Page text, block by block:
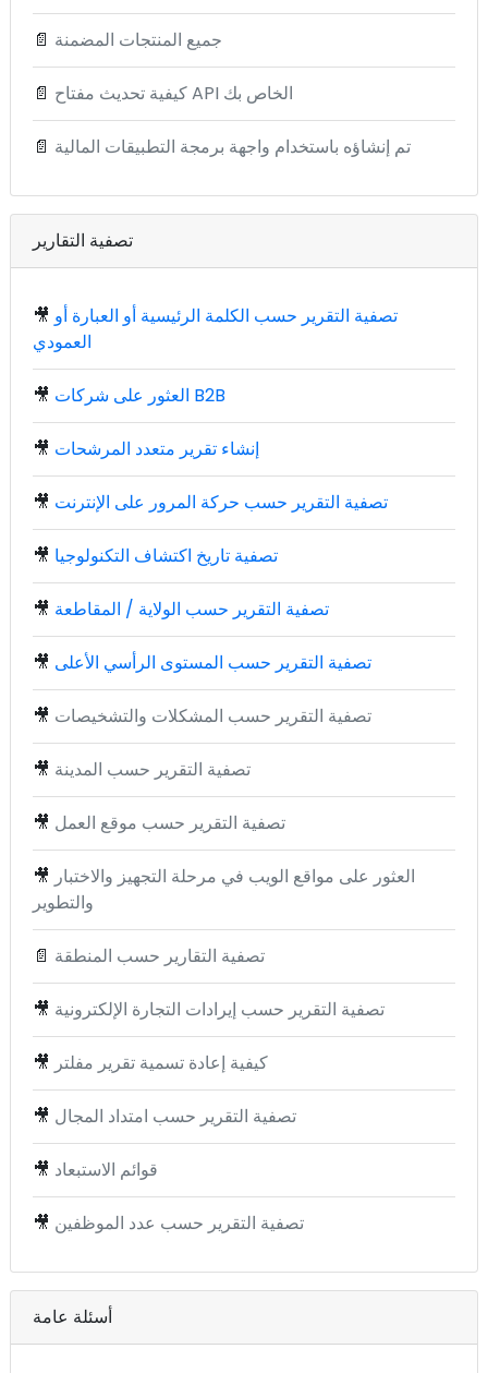
📄 جميع المنتجات المضمنة
📄 كيفية تحديث مفتاح API الخاص بك
📄 تم إنشاؤه باستخدام واجهة برمجة التطبيقات المالية
تصفية التقارير
🎥 تصفية التقرير حسب الكلمة الرئيسية أو العبارة أو
العمودي
🎥 العثور على شركات B2B
🎥 إنشاء تقرير متعدد المرشحات
🎥 تصفية التقرير حسب حركة المرور على الإنترنت
🎥 تصفية تاريخ اكتشاف التكنولوجيا
🎥 تصفية التقرير حسب الولاية / المقاطعة
🎥 تصفية التقرير حسب المستوى الرأسي الأعلى
🎥 تصفية التقرير حسب المشكلات والتشخيصات
🎥 تصفية التقرير حسب المدينة
🎥 تصفية التقرير حسب موقع العمل
🎥 العثور على مواقع الويب في مرحلة التجهيز والاختبار
والتطوير
📄 تصفية التقارير حسب المنطقة
🎥 تصفية التقرير حسب إيرادات التجارة الإلكترونية
🎥 كيفية إعادة تسمية تقرير مفلتر
🎥 تصفية التقرير حسب امتداد المجال
🎥 قوائم الاستبعاد
🎥 تصفية التقرير حسب عدد الموظفين
أسئلة عامة